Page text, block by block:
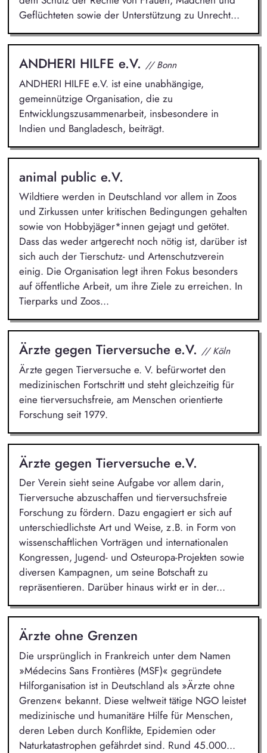
Geflüchteten sowie der Unterstützung zu Unrecht...
ANDHERI HILFE e.V. // Bonn
ANDHERI HILFE e.V. ist eine unabhängige,
gemeinnützige Organisation, die zu
Entwicklungszusammenarbeit, insbesondere in
Indien und Bangladesch, beiträgt.
animal public e.V.
Wildtiere werden in Deutschland vor allem in Zoos
und Zirkussen unter kritischen Bedingungen gehalten
sowie von Hobbyjäger*innen gejagt und getötet.
Dass das weder artgerecht noch nötig ist, darüber ist
sich auch der Tierschutz- und Artenschutzverein
einig. Die Organisation legt ihren Fokus besonders
auf öffentliche Arbeit, um ihre Ziele zu erreichen. In
Tierparks und Zoos...
Ärzte gegen Tierversuche e.V. // Köln
Ärzte gegen Tierversuche e. V. befürwortet den
medizinischen Fortschritt und steht gleichzeitig für
eine tierversuchsfreie, am Menschen orientierte
Forschung seit 1979.
Ärzte gegen Tierversuche e.V.
Der Verein sieht seine Aufgabe vor allem darin,
Tierversuche abzuschaffen und tierversuchsfreie
Forschung zu fördern. Dazu engagiert er sich auf
unterschiedlichste Art und Weise, z.B. in Form von
wissenschaftlichen Vorträgen und internationalen
Kongressen, Jugend- und Osteuropa-Projekten sowie
diversen Kampagnen, um seine Botschaft zu
repräsentieren. Darüber hinaus wirkt er in der...
Ärzte ohne Grenzen
Die ursprünglich in Frankreich unter dem Namen
»Médecins Sans Frontières (MSF)« gegründete
Hilforganisation ist in Deutschland als »Ärzte ohne
Grenzen« bekannt. Diese weltweit tätige NGO leistet
medizinische und humanitäre Hilfe für Menschen,
deren Leben durch Konflikte, Epidemien oder
Naturkatastrophen gefährdet sind. Rund 45.000...